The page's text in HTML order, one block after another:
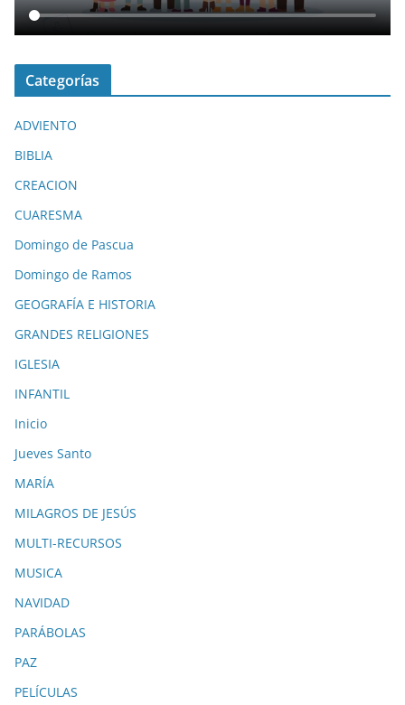
Categorías
ADVIENTO
BIBLIA
CREACION
CUARESMA
Domingo de Pascua
Domingo de Ramos
GEOGRAFÍA E HISTORIA
GRANDES RELIGIONES
IGLESIA
INFANTIL
Inicio
Jueves Santo
MARÍA
MILAGROS DE JESÚS
MULTI-RECURSOS
MUSICA
NAVIDAD
PARÁBOLAS
PAZ
PELÍCULAS